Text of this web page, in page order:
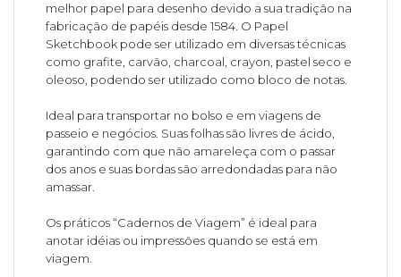
melhor papel para desenho devido a sua tradição na
fabricação de papéis desde 1584. O Papel
Sketchbook pode ser utilizado em diversas técnicas
como grafite, carvão, charcoal, crayon, pastel seco e
oleoso, podendo ser utilizado como bloco de notas.
Ideal para transportar no bolso e em viagens de
passeio e negócios. Suas folhas são livres de ácido,
garantindo com que não amareleça com o passar
dos anos e suas bordas são arredondadas para não
amassar.
Os práticos “Cadernos de Viagem” é ideal para
anotar idéias ou impressões quando se está em
viagem.